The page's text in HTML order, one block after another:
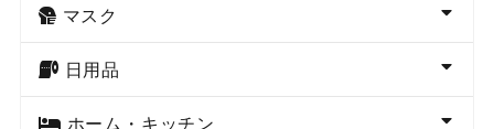
マスク
日用品
ホーム・キッチン